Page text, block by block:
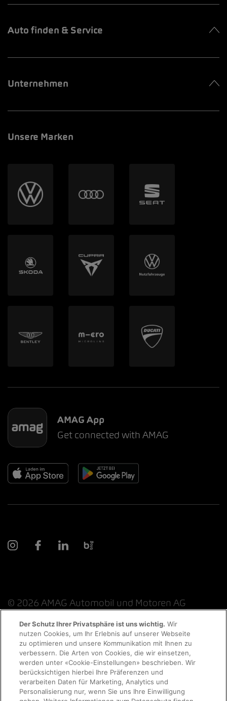
Probefahrt
Terminvereinbarung
Auto finden & Service
Unternehmen
Unsere Marken
AMAG App
Get connected with AMAG
© 2026 AMAG Automobil und Motoren AG
Datenschutzerklärung Rechtliche Hinweise
Rechtliche Hinweise Online-Chat
Cookie-Richtlinie Impressum AGB Jobs
Der Schutz Ihrer Privatsphäre ist uns wichtig. Wir
nutzen Cookies, um Ihr Erlebnis auf unserer Webseite
zu optimieren und unsere Kommunikation mit Ihnen zu
verbessern. Die Arten von Cookies, die wir einsetzen,
werden unter «Cookie-Einstellungen» beschrieben. Wir
berücksichtigen hierbei Ihre Präferenzen und
verarbeiten Daten für Marketing, Analytics und
Personalisierung nur, wenn Sie uns Ihre Einwilligung